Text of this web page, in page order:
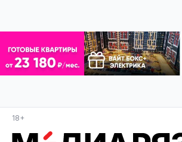
18+